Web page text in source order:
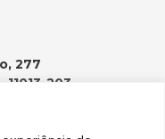
277
203